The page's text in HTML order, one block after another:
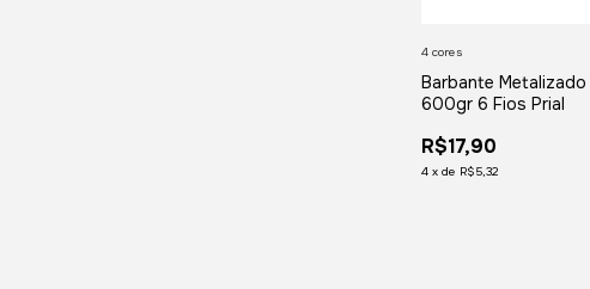
Barbante Metalizado
600gr 6 Fios Prial
R$17,90
4 xde R$5,32
4 cores